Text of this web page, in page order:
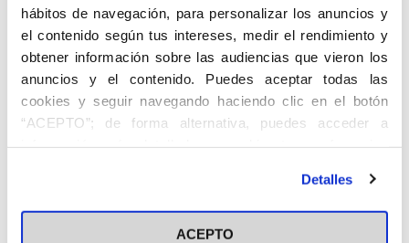
hábitos de navegación, para personalizar los anuncios y
el contenido según tus intereses, medir el rendimiento y
obtener información sobre las audiencias que vieron los
anuncios y el contenido. Puedes aceptar todas las
cookies y seguir navegando haciendo clic en el botón
“ACEPTO”; de forma alternativa, puedes acceder a
información más detallada y cambiar tus preferencias
en el botón "Personalizar". Para más información puedes
visitar nuestra Política de Cookies
Detalles
ACEPTO
Autor
Centro de
adscripción
Fecha de
nacimiento
24/06/1932
Lugar de
Fecha de
defunción
12/01/2004
Lugar de